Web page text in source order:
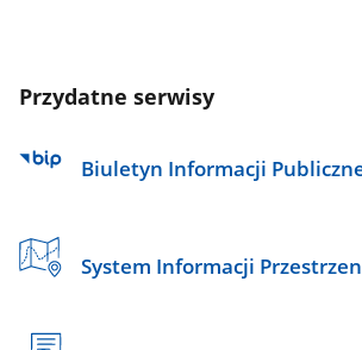
Przydatne serwisy
Biuletyn Informacji
System Informacji